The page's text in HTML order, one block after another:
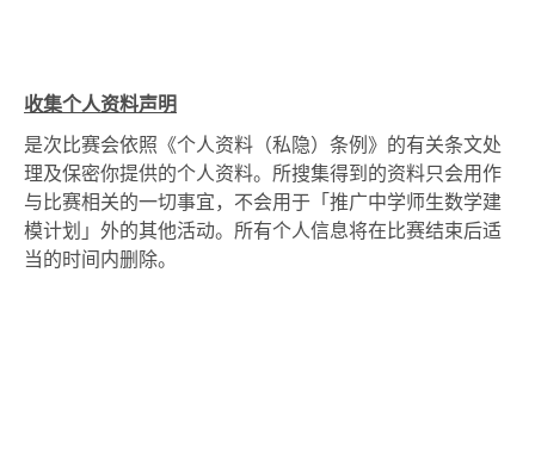
收集个人资料声明
是次比赛会依照《个人资料（私隐）条例》的有关条文处
理及保密你提供的个人资料。所搜集得到的资料只会用作
与比赛相关的一切事宜，不会用于「推广中学师生数学建
模计划」外的其他活动。所有个人信息将在比赛结束后适
当的时间内删除。